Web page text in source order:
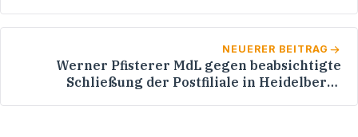
der CDU Heidelberg bestätigt!
NEUERER BEITRAG
Werner Pfisterer MdL gegen beabsichtigte
Schließung der Postfiliale in Heidelberg-